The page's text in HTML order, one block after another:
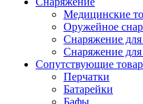
Медицинские
Оружейное
Снаряжение
Снаряжение для
Сопутствующие
Перчатки
Батарейки
Бафы